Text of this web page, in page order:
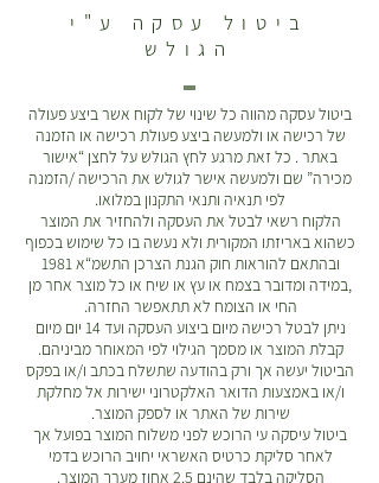
ביטול עסקה ע"י
הגולש
ביטול עסקה מהווה כל שינוי של לקוח אשר ביצע פעולה
של רכישה או ולמעשה ביצע פעולת רכישה או הזמנה
באתר . כל זאת מרגע לחץ הגולש על לחצן “אישור
מכירה” שם ולמעשה אישר לגולש את הרכישה /הזמנה
לפי תנאיה ותנאי התקנון במלואו.
הלקוח רשאי לבטל את העסקה ולהחזיר את המוצר
כשהוא באריזתו המקורית ולא נעשה בו כל שימוש בכפוף
ובהתאם להוראות חוק הגנת הצרכן התשמ“א 1981
,במידה ומדובר בצמח או עץ או שיח או כל מוצר אחר מן
החי או הצומח לא תתאפשר החזרה.
ניתן לבטל רכישה מיום ביצוע העסקה ועד 14 יום מיום
קבלת המוצר או מסמך הגילוי לפי המאוחר מביניהם.
הביטול יעשה אך ורק בהודעה שתשלח בכתב ו/או בפקס
ו/או באמצעות הדואר האלקטרוני ישירות אל מחלקת
שירות של האתר או לספק המוצר.
ביטול עיסקה עי הרוכש לפני משלוח המוצר בפועל אך
לאחר סליקת כרטיס האשראי יחויב הרוכש בדמי
הסליקה בלבד שהינם 2.5 אחוז מערך המוצר.